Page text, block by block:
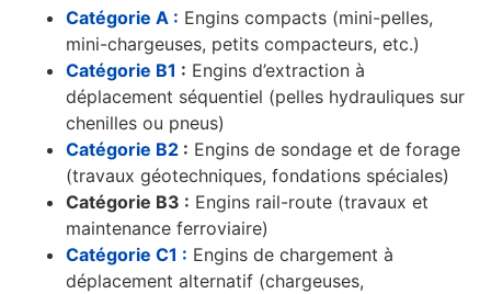
Catégorie A : Engins compacts (mini-pelles,
mini-chargeuses, petits compacteurs, etc.)
Catégorie B1 : Engins d’extraction à
déplacement séquentiel (pelles hydrauliques sur
chenilles ou pneus)
Catégorie B2 : Engins de sondage et de forage
(travaux géotechniques, fondations spéciales)
Catégorie B3 : Engins rail-route (travaux et
maintenance ferroviaire)
Catégorie C1 : Engins de chargement à
déplacement alternatif (chargeuses,